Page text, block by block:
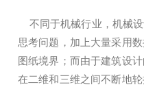
不同于机械行业，机械
思考问题，加上大量采用
图纸境界；而由于建筑设
在二维和三维之间不断地